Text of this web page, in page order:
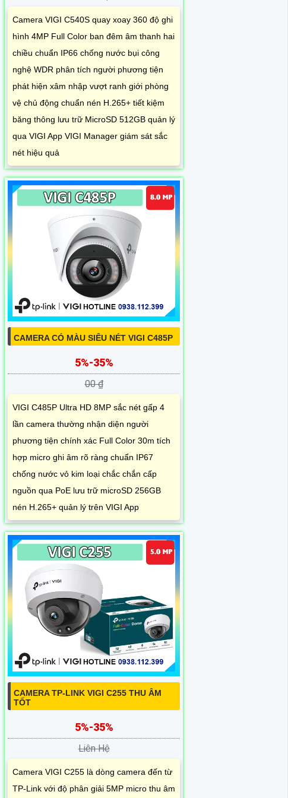
Camera VIGI C540S quay xoay 360 độ ghi
hình 4MP Full Color ban đêm âm thanh hai
chiều chuẩn IP66 chống nước bụi công
nghệ WDR phân tích người phương tiện
phát hiện xâm nhập vượt ranh giới phòng
vệ chủ động chuẩn nén H.265+ tiết kiệm
băng thông lưu trữ MicroSD 512GB quản lý
qua VIGI App VIGI Manager giám sát sắc
nét hiệu quả
CAMERA CÓ MÀU SIÊU NÉT VIGI C485P
5%-35%
00 ₫
VIGI C485P Ultra HD 8MP sắc nét gấp 4
lần camera thường nhận diện người
phương tiện chính xác Full Color 30m tích
hợp micro ghi âm rõ ràng chuẩn IP67
chống nước vỏ kim loại chắc chắn cấp
nguồn qua PoE lưu trữ microSD 256GB
nén H.265+ quản lý trên VIGI App
CAMERA TP-LINK VIGI C255 THU ÂM
TỐT
5%-35%
Liên Hệ
Camera VIGI C255 là dòng camera đến từ
TP-Link với độ phân giải 5MP micro thu âm